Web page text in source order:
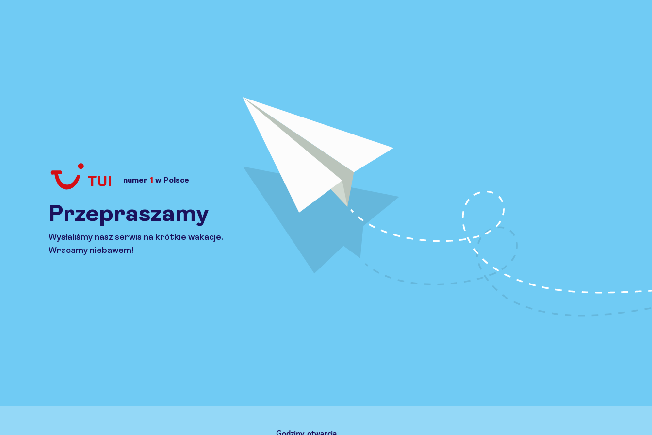
numer 1 w Polsce
Przepraszamy
Wysłaliśmy nasz serwis na krótkie wakacje.
Wracamy niebawem!
Godziny otwarcia